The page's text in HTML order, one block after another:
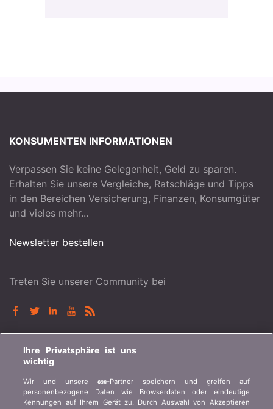
KONSUMENTEN INFORMATIONEN
Verpassen Sie keine Gelegenheit, Geld zu sparen.
Erhalten Sie unsere Vergleiche, Ratschläge und Tipps
in den Bereichen Versicherung, Finanzen, Konsumgüter
und vieles mehr...
Newsletter bestellen
Treten Sie unserer Community bei
BONUS.CH
Wer ist bonus.ch? Wie funktionieren die Vergleiche?
Presseanfragen, Partnerschaften, Werbung...
Ihre Privatsphäre ist uns
wichtig
Wir und unsere638-Partner speichern und greifen auf
personenbezogene Daten wie Browserdaten oder eindeutige
Kennungen auf Ihrem Gerät zu. Durch Auswahl von Akzeptieren